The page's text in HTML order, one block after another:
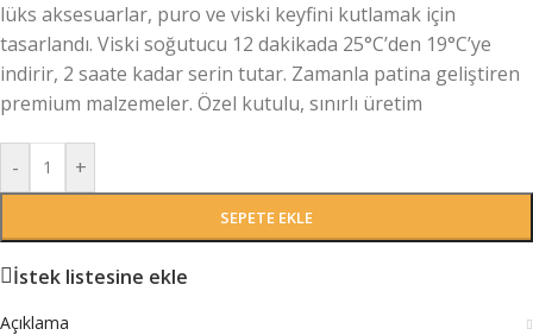
lüks aksesuarlar, puro ve viski keyfini kutlamak için
tasarlandı. Viski soğutucu 12 dakikada 25°C’den 19°C’ye
indirir, 2 saate kadar serin tutar. Zamanla patina geliştiren
premium malzemeler. Özel kutulu, sınırlı üretim
- +
SEPETE EKLE
İstek listesine ekle
Açıklama